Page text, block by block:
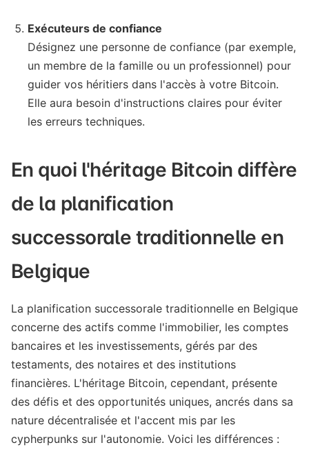
Exécuteurs de confiance
Désignez une personne de confiance (par exemple,
un membre de la famille ou un professionnel) pour
guider vos héritiers dans l'accès à votre Bitcoin.
Elle aura besoin d'instructions claires pour éviter
les erreurs techniques.
En quoi l'héritage Bitcoin diffère
de la planification
successorale traditionnelle en
Belgique
La planification successorale traditionnelle en Belgique
concerne des actifs comme l'immobilier, les comptes
bancaires et les investissements, gérés par des
testaments, des notaires et des institutions
financières. L'héritage Bitcoin, cependant, présente
des défis et des opportunités uniques, ancrés dans sa
nature décentralisée et l'accent mis par les
cypherpunks sur l'autonomie. Voici les différences :